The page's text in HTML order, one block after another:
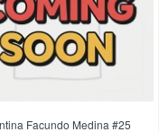
Facundo Medina #25